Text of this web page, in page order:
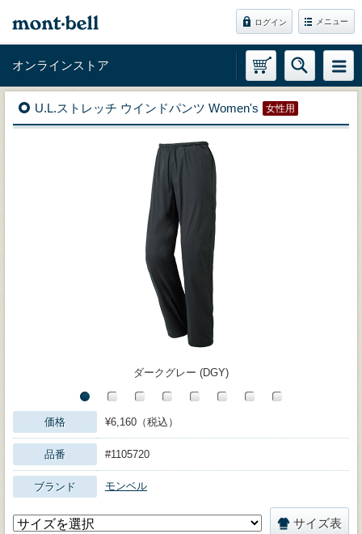
ログイン メニュー
オンラインストア
U.L.ストレッチ ウインドパンツ Women's 女性用
ダークグレー (DGY)
価格 ¥6,160（税込）
品番 #1105720
ブランド モンベル
サイズ表